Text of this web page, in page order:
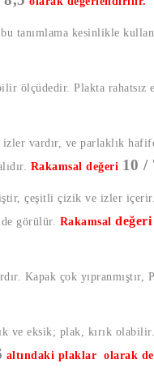
tanımlama kesinlikle
ölçüdedir. Plakta rahatsız
vardır, ve parlaklık
Rakamsal değeri 10 /
çeşitli çizik ve izler
görülür. Rakamsal değeri
Kapak çok
ve eksik; plak, kırık
altındaki plaklar olarak